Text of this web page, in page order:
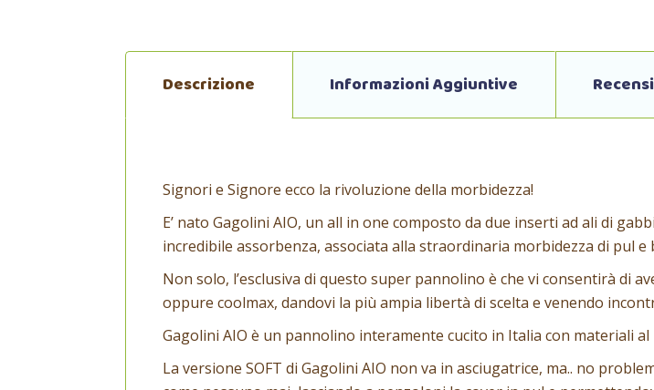
Descrizione Informazioni Aggiuntive
Signori e Signore ecco la rivoluzione della morbidezza!
E’ nato Gagolini AIO, un all in one composto da due inserti ad ali di
incredibile assorbenza, associata alla straordinaria morbidezza di pul
Non solo, l’esclusiva di questo super pannolino è che vi consentirà di
oppure coolmax, dandovi la più ampia libertà di scelta e venendo
Gagolini AIO è un pannolino interamente cucito in Italia con materiali
La versione SOFT di Gagolini AIO non va in asciugatrice, ma.. no